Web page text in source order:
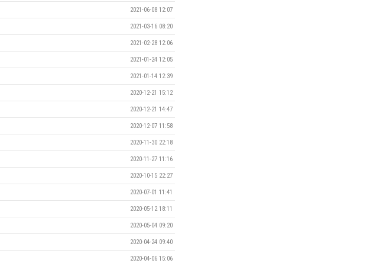
2021-06-08 12:07
2021-03-16 08:20
2021-02-28 12:06
2021-01-24 12:05
2021-01-14 12:39
2020-12-21 15:12
2020-12-21 14:47
2020-12-07 11:58
2020-11-30 22:18
2020-11-27 11:16
2020-10-15 22:27
2020-07-01 11:41
2020-05-12 18:11
2020-05-04 09:20
2020-04-24 09:40
2020-04-06 15:06